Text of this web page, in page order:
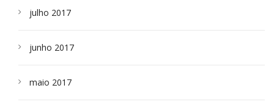
julho 2017
junho 2017
maio 2017